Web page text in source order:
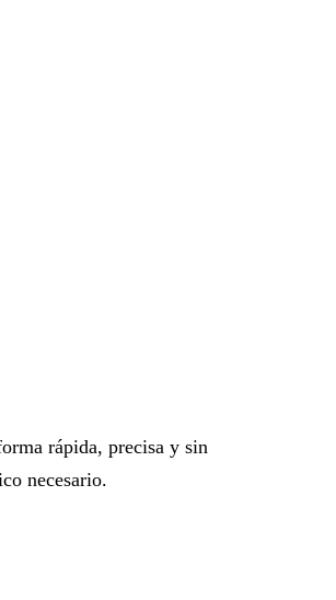
rápida, precisa y sin
necesario.